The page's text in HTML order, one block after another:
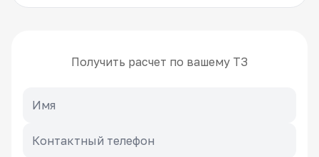
Получить расчет по вашему ТЗ